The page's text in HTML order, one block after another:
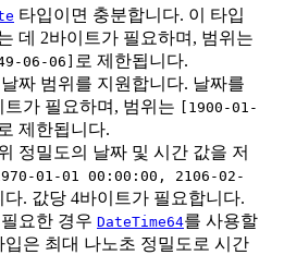
타입이면 충분합니다. 이 타입
데 2바이트가 필요하며, 범위는
06-06] 로 제한됩니다.
짜 범위를 지원합니다. 날짜를
가 필요하며, 범위는 [1900-01-
로 제한됩니다.
정밀도의 날짜 및 시간 값을 저
01-01 00:00:00, 2106-02-
다. 값당 4바이트가 필요합니다.
요한 경우 DateTime64를 사용할
입은 최대 나노초 정밀도로 시간